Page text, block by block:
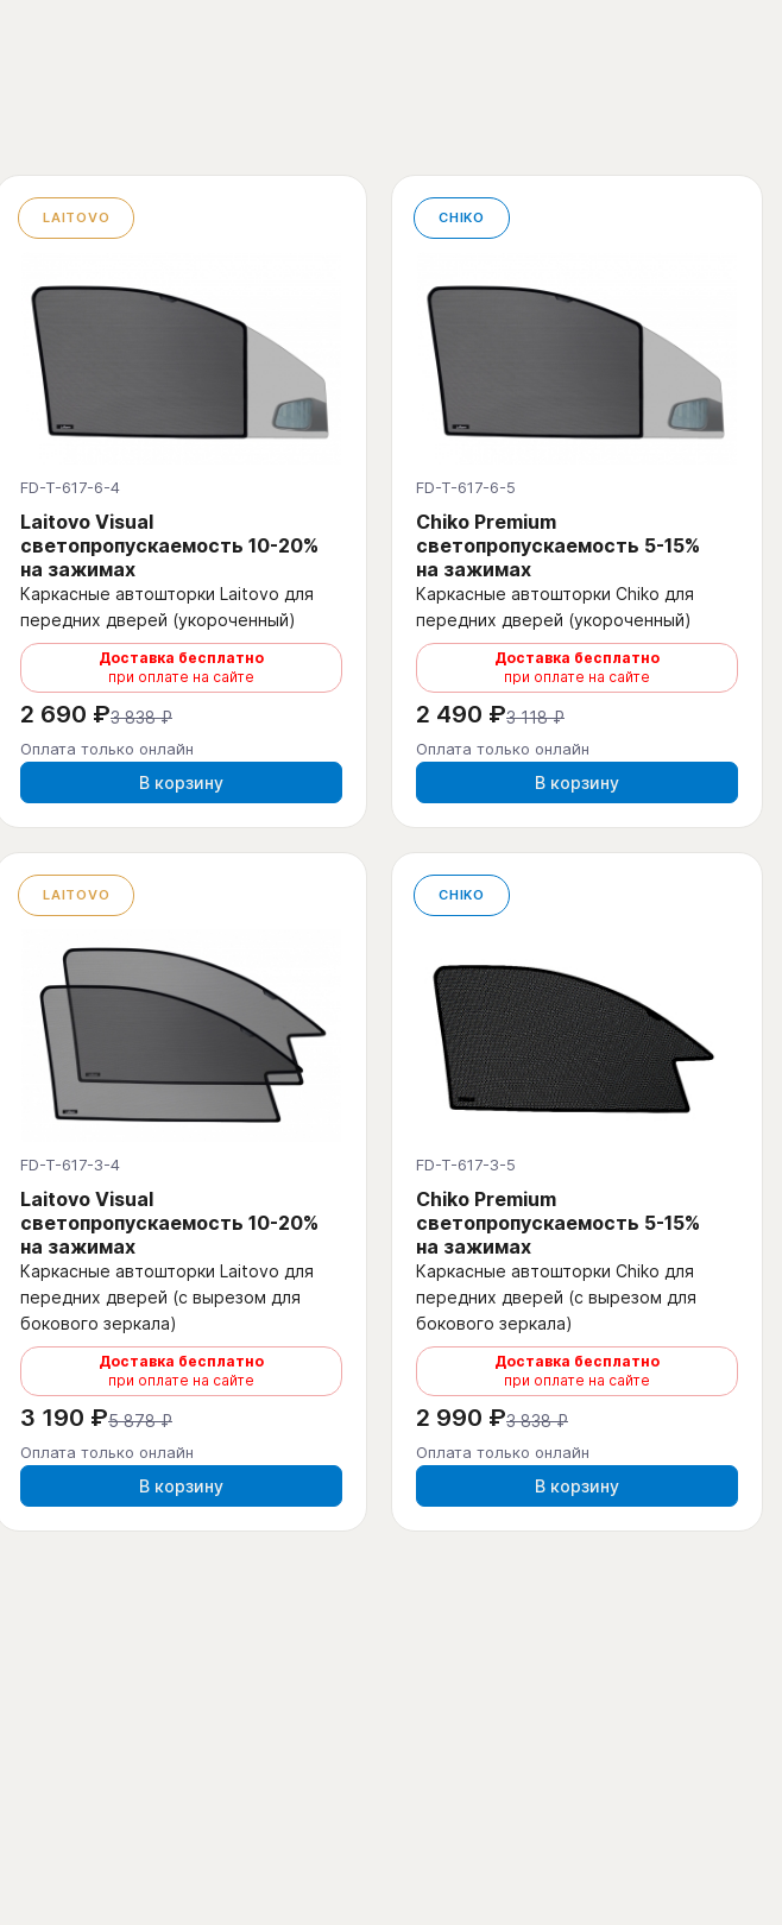
LAITOVO
FD-T-617-6-4
Laitovo Visual
светопропускаемость 10-20%
на зажимах
Каркасные автошторки Laitovo для
передних дверей (укороченный)
Доставка бесплатно
при оплате на сайте
2 690 ₽3 838 ₽
Оплата только онлайн
В корзину
CHIKO
FD-T-617-6-5
Chiko Premium
светопропускаемость 5-15%
на зажимах
Каркасные автошторки Chiko для
передних дверей (укороченный)
Доставка бесплатно
при оплате на сайте
2 490 ₽3 118 ₽
Оплата только онлайн
В корзину
LAITOVO
FD-T-617-3-4
Laitovo Visual
светопропускаемость 10-20%
на зажимах
Каркасные автошторки Laitovo для
передних дверей (с вырезом для
бокового зеркала)
Доставка бесплатно
при оплате на сайте
3 190 ₽5 878 ₽
Оплата только онлайн
В корзину
CHIKO
FD-T-617-3-5
Chiko Premium
светопропускаемость 5-15%
на зажимах
Каркасные автошторки Chiko для
передних дверей (с вырезом для
бокового зеркала)
Доставка бесплатно
при оплате на сайте
2 990 ₽3 838 ₽
Оплата только онлайн
В корзину